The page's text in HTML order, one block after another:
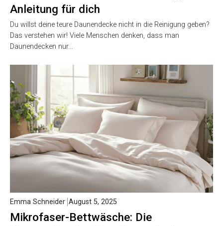
Anleitung für dich
Du willst deine teure Daunendecke nicht in die Reinigung geben?
Das verstehen wir! Viele Menschen denken, dass man
Daunendecken nur…
Mikrofaser-Bettwäsche: Die
Emma Schneider August 5, 2025